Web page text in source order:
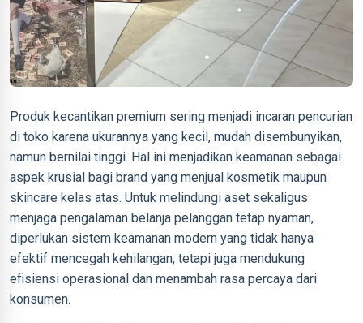
Produk kecantikan premium sering menjadi incaran pencurian
di toko karena ukurannya yang kecil, mudah disembunyikan,
namun bernilai tinggi. Hal ini menjadikan keamanan sebagai
aspek krusial bagi brand yang menjual kosmetik maupun
skincare kelas atas. Untuk melindungi aset sekaligus
menjaga pengalaman belanja pelanggan tetap nyaman,
diperlukan sistem keamanan modern yang tidak hanya
efektif mencegah kehilangan, tetapi juga mendukung
efisiensi operasional dan menambah rasa percaya dari
konsumen.